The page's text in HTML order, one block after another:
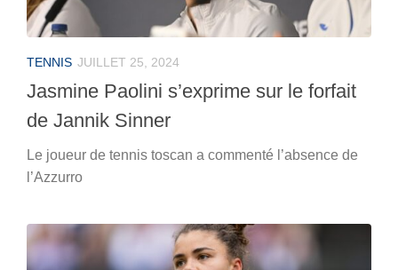
TENNIS JUILLET 25, 2024
Jasmine Paolini s’exprime sur le forfait
de Jannik Sinner
Le joueur de tennis toscan a commenté l’absence de
l’Azzurro